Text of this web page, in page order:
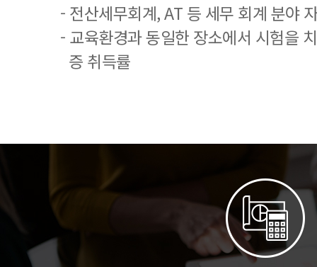
- 전산세무회계, AT 등 세무 회계 분야
- 교육환경과 동일한 장소에서 시험을
증 취득률